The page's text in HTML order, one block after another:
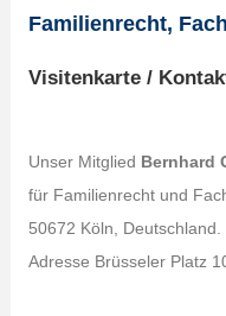
Familienrecht,
Visitenkarte /
Unser Mitglied Bernhard
für Familienrecht und
50672 Köln,
Adresse Brüsseler Platz